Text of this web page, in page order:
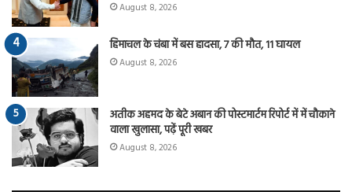
August 8, 2026
हिमाचल के चंबा में बस हादसा, 7 की मौत, 11 घायल
August 8, 2026
अतीक अहमद के बेटे अबान की पोस्टमार्टम रिपोर्ट में में चौकाने
वाला खुलासा, पढ़ें पूरी खबर
August 8, 2026